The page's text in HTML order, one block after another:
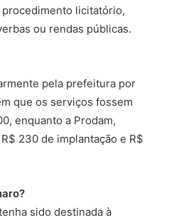
licitatório,
ou rendas públicas.
pela prefeitura por
que os serviços fossem
enquanto a Prodam,
230 de implantação e R$
sido destinada à